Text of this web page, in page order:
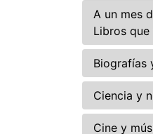
A un mes
Libros que
Biografías
Ciencia y
Cine y